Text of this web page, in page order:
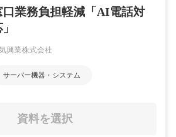
口業務負担軽減「AI電話対
興業株式会社
サーバー機器・システム
資料を選択